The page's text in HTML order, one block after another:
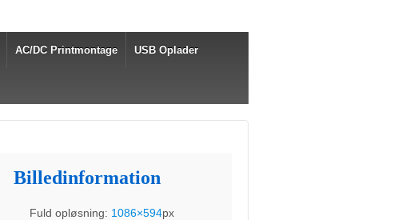
AC/DC Printmontage USB Oplader
Billedinformation
Fuld opløsning: 1086×594px